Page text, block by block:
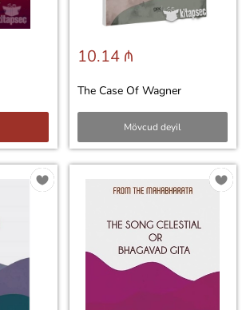
10.14 ₼
The Case Of Wagner
Mövcud deyil